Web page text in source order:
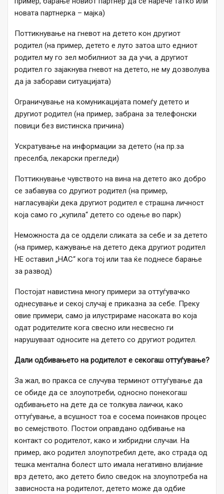
новата партнерка – мајка)
Поттикнување на гневот на детето кон другиот
родител (на пример, детето е луто затоа што едниот
родител му го зел мобилниот за да учи, а другиот
родител го зајакнува гневот на детето, не му дозволува
да ја заборави ситуацијата)
Ограничување на комуникацијата помеѓу детето и
другиот родител (на пример, забрана за телефонски
повици без вистинска причина)
Ускратување на информации за детето (на пр.за
преселба, лекарски прегледи)
Поттикнување чувството на вина на детето ако добро
се забавува со другиот родител (на пример,
нагласувајќи дека другиот родител е страшна личност
која само го „купила“ детето со одење во парк)
Неможноста да се оддели сликата за себе и за детето
(на пример, кажување на детето дека другиот родител
НЕ оставил „НАС“ кога тој или таа ќе поднесе барање
за развод)
Постојат навистина многу примери за оттуѓувачко
однесување и секој случај е приказна за себе. Преку
овие примери, само ја илустрираме насоката во која
одат родителите кога свесно или несвесно ги
нарушуваат односите на детето со другиот родител.
Дали одбивањето на родителот е секогаш оттуѓување?
За жал, во пракса се случува терминот оттуѓување да
се обиде да се злоупотреби, односно понекогаш
одбивањето на дете да се толкува лаички, како
оттуѓување, а всушност тоа е сосема поинаков процес
во семејството. Постои оправдано одбивање на
контакт со родителот, како и хибридни случаи. На
пример, ако родител злоупотребил дете, ако страда од
тешка ментална болест што имала негативно влијание
врз детето, ако детето било сведок на злоупотреба на
зависноста на родителот, детето може да одбие